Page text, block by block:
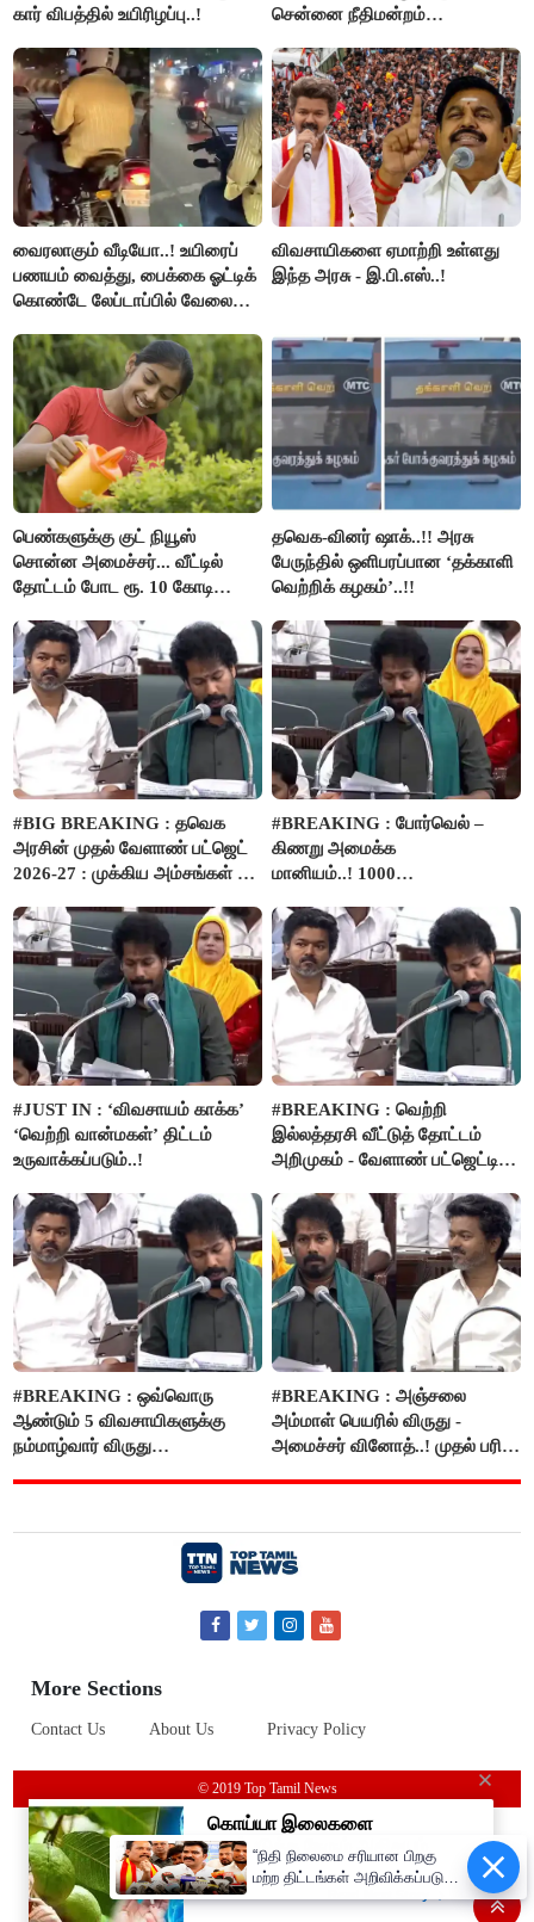
கார் விபத்தில் உயிரிழப்பு..!
சென்னை நீதிமன்றம்
வைரலாகும் வீடியோ..! உயிரைப்
பணயம் வைத்து, பைக்கை ஓட்டிக்
கொண்டே லேப்டாப்பில் வேலை
விவசாயிகளை ஏமாற்றி உள்ளது
இந்த அரசு - இ.பி.எஸ்..!
பெண்களுக்கு குட் நியூஸ்
சொன்ன அமைச்சர்... வீட்டில்
தோட்டம் போட ரூ. 10 கோடி
தவெக-வினர் ஷாக்..!! அரசு
பேருந்தில் ஒளிபரப்பான ‘தக்காளி
வெற்றிக் கழகம்’..!!
#BIG BREAKING : தவெக
அரசின் முதல் வேளாண் பட்ஜெட்
2026-27 : முக்கிய அம்சங்கள் ஓர்
#BREAKING : போர்வெல் –
கிணறு அமைக்க
மானியம்..! 1000
பம்புசெட் வழங்கப்படும்..!
#JUST IN : ‘விவசாயம் காக்க’
‘வெற்றி வான்மகள்’ திட்டம்
உருவாக்கப்படும்..!
#BREAKING : வெற்றி
இல்லத்தரசி வீட்டுத் தோட்டம்
அறிமுகம் - வேளாண் பட்ஜெட்டில்
#BREAKING : ஒவ்வொரு
ஆண்டும் 5 விவசாயிகளுக்கு
நம்மாழ்வார் விருது
#BREAKING : அஞ்சலை
அம்மாள் பெயரில் விருது -
அமைச்சர் வினோத்..! முதல் பரிசு
More Sections
Contact Us About Us Privacy Policy
© 2019 Top Tamil News
“நிதி நிலைமை சரியான பிறகு
மற்ற திட்டங்கள் அறிவிக்கப்படும்”-
அமைச்சர் நிர்மல்குமார் விளக்கம்